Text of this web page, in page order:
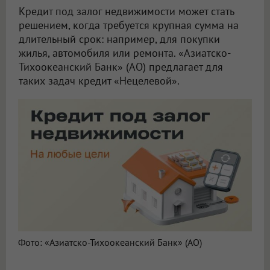
Кредит под залог недвижимости может стать
решением, когда требуется крупная сумма на
длительный срок: например, для покупки
жилья, автомобиля или ремонта. «Азиатско-
Тихоокеанский Банк» (АО) предлагает для
таких задач кредит «Нецелевой».
Фото: «Азиатско-Тихоокеанский Банк» (АО)